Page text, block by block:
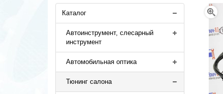
Каталог
Автоинструмент, слесарный
инструмент
Автомобильная оптика
Тюнинг салона